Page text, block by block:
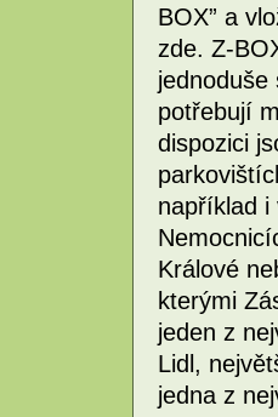
BOX” a
zde. Z-
jednoduše
potřebují
dispozici
například i
Králové
kterými
jeden z
Lidl,
jedna z